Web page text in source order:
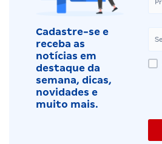
Cadastre-se e
receba as
notícias em
destaque da
semana, dicas,
novidades e
muito mais.